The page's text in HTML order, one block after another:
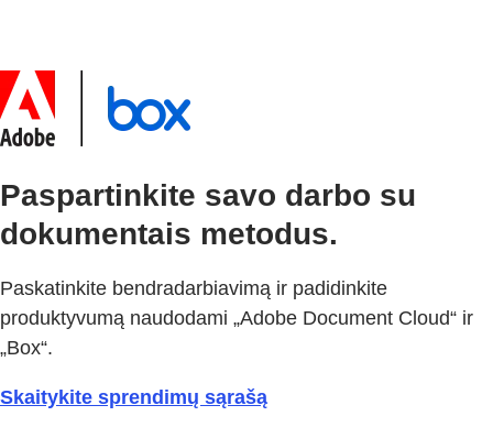
Paspartinkite savo darbo su
dokumentais metodus.
Paskatinkite bendradarbiavimą ir padidinkite
produktyvumą naudodami „Adobe Document Cloud“ ir
„Box“.
Skaitykite sprendimų sąrašą